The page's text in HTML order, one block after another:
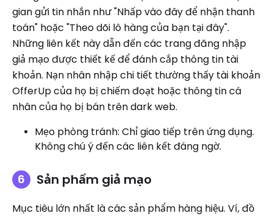
gian gửi tin nhắn như "Nhấp vào đây để nhận thanh
toán" hoặc "Theo dõi lô hàng của bạn tại đây".
Những liên kết này dẫn đến các trang đăng nhập
giả mạo được thiết kế để đánh cắp thông tin tài
khoản. Nạn nhân nhập chi tiết thường thấy tài khoản
OfferUp của họ bị chiếm đoạt hoặc thông tin cá
nhân của họ bị bán trên dark web.
Mẹo phòng tránh: Chỉ giao tiếp trên ứng dụng.
Không chú ý đến các liên kết đáng ngờ.
Sản phẩm giả mạo
Mục tiêu lớn nhất là các sản phẩm hàng hiệu. Ví, đồ